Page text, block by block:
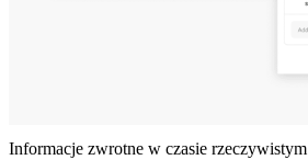
Informacje zwrotne w czasie rzeczywistym